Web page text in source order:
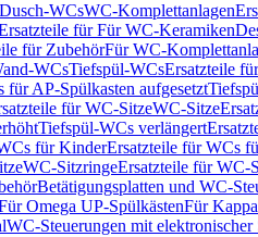
WCsWC-Komplettanlagen
für Für WC-Keramiken
für ZubehörFür WC-
WCsTiefspül-WCsErsatzteile
AP-Spülkasten aufgesetzt
für WC-SitzeWC-Sitze
Tiefspül-WCs verlängert
für KinderErsatzteile für WCs
WC-SitzringeErsatzteile für WC-
Betätigungsplatten und WC-
Omega UP-SpülkästenFür
WC-Steuerungen mit elektronischer